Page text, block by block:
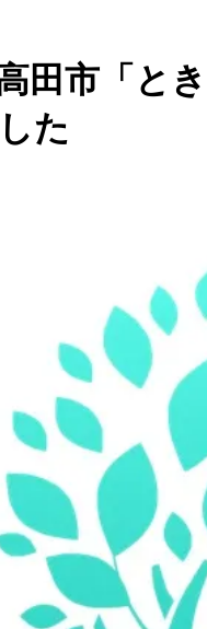
田市「と
た